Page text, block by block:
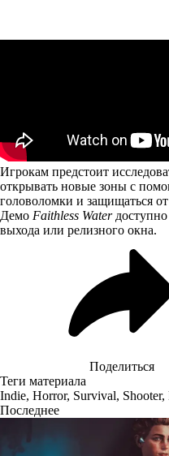
Игрокам предстоит
открывать новые зоны с
головоломки и защищаться
Демо Faithless Water доступно
выхода или релизного окна.
Поделиться
Теги материала
Indie, Horror, Survival, Shooter,
Последнее